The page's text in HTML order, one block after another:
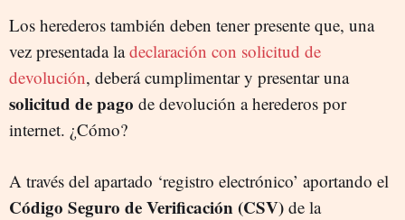
Los herederos también deben tener presente que, una
vez presentada ladeclaración con solicitud de
devolución, deberá cumplimentar y presentar una
solicitud de pago de devolución a herederos por
internet. ¿Cómo?
A través del apartado ‘registro electrónico’ aportando el
Código Seguro de Verificación (CSV) de la